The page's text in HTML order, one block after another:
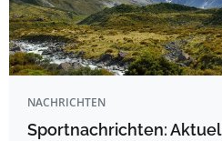
NACHRICHTEN
Sportnachrichten: